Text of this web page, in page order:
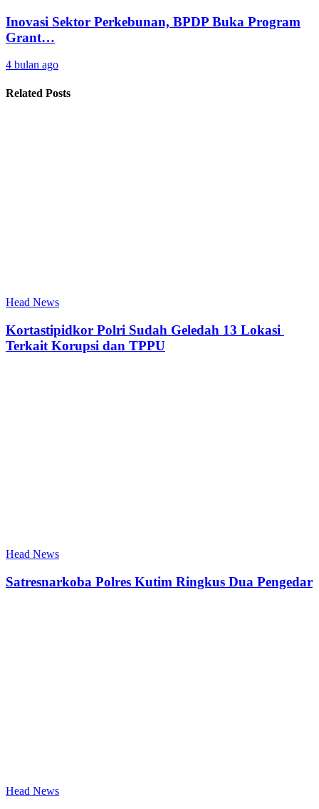
Inovasi Sektor Perkebunan, BPDP Buka Program
Grant…
4 bulan ago
Related Posts
Head News
Kortastipidkor Polri Sudah Geledah 13 Lokasi
Terkait Korupsi dan TPPU
Head News
Satresnarkoba Polres Kutim Ringkus Dua Pengedar
Head News